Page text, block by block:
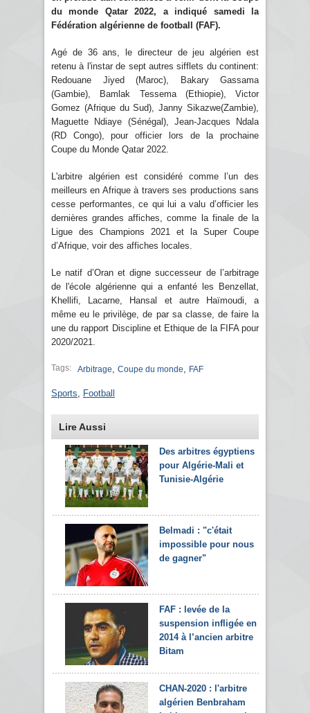
du monde Qatar 2022, a indiqué samedi la
Fédération algérienne de football (FAF).
Agé de 36 ans, le directeur de jeu algérien est
retenu à l'instar de sept autres sifflets du continent:
Redouane Jiyed (Maroc), Bakary Gassama
(Gambie), Bamlak Tessema (Ethiopie), Victor
Gomez (Afrique du Sud), Janny Sikazwe(Zambie),
Maguette Ndiaye (Sénégal), Jean-Jacques Ndala
(RD Congo), pour officier lors de la prochaine
Coupe du Monde Qatar 2022.
L'arbitre algérien est considéré comme l’un des
meilleurs en Afrique à travers ses productions sans
cesse performantes, ce qui lui a valu d’officier les
dernières grandes affiches, comme la finale de la
Ligue des Champions 2021 et la Super Coupe
d’Afrique, voir des affiches locales.
Le natif d’Oran et digne successeur de l’arbitrage
de l'école algérienne qui a enfanté les Benzellat,
Khellifi, Lacarne, Hansal et autre Haïmoudi, a
même eu le privilège, de par sa classe, de faire la
une du rapport Discipline et Ethique de la FIFA pour
2020/2021.
Tags: Arbitrage Coupe du monde FAF
Sports Football
Lire Aussi
Des arbitres égyptiens
pour Algérie-Mali et
Tunisie-Algérie
Belmadi : "c'était
impossible pour nous
de gagner"
FAF : levée de la
suspension infligée en
2014 à l’ancien arbitre
Bitam
CHAN-2020 : l'arbitre
algérien Benbraham